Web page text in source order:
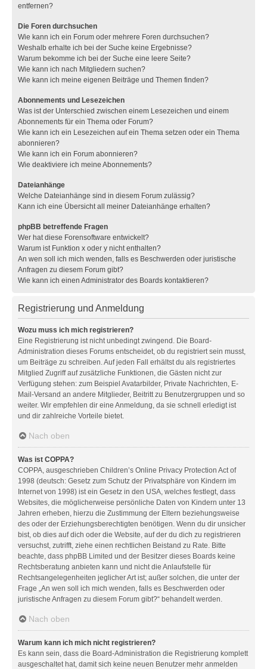
entfernen?
Die Foren durchsuchen
Wie kann ich ein Forum oder mehrere Foren durchsuchen?
Weshalb erhalte ich bei der Suche keine Ergebnisse?
Warum bekomme ich bei der Suche eine leere Seite?
Wie kann ich nach Mitgliedern suchen?
Wie kann ich meine eigenen Beiträge und Themen finden?
Abonnements und Lesezeichen
Was ist der Unterschied zwischen einem Lesezeichen und einem
Abonnements für ein Thema oder Forum?
Wie kann ich ein Lesezeichen auf ein Thema setzen oder ein Thema
abonnieren?
Wie kann ich ein Forum abonnieren?
Wie deaktiviere ich meine Abonnements?
Dateianhänge
Welche Dateianhänge sind in diesem Forum zulässig?
Kann ich eine Übersicht all meiner Dateianhänge erhalten?
phpBB betreffende Fragen
Wer hat diese Forensoftware entwickelt?
Warum ist Funktion x oder y nicht enthalten?
An wen soll ich mich wenden, falls es Beschwerden oder juristische
Anfragen zu diesem Forum gibt?
Wie kann ich einen Administrator des Boards kontaktieren?
Registrierung und Anmeldung
Wozu muss ich mich registrieren?
Eine Registrierung ist nicht unbedingt zwingend. Die Board-
Administration dieses Forums entscheidet, ob du registriert sein musst,
um Beiträge zu schreiben. Auf jeden Fall erhältst du als registriertes
Mitglied Zugriff auf zusätzliche Funktionen, die Gästen nicht zur
Verfügung stehen: zum Beispiel Avatarbilder, Private Nachrichten, E-
Mail-Versand an andere Mitglieder, Beitritt zu Benutzergruppen und so
weiter. Wir empfehlen dir eine Anmeldung, da sie schnell erledigt ist
und dir zahlreiche Vorteile bietet.
Nach oben
Was ist COPPA?
COPPA, ausgeschrieben Children’s Online Privacy Protection Act of
1998 (deutsch: Gesetz zum Schutz der Privatsphäre von Kindern im
Internet von 1998) ist ein Gesetz in den USA, welches festlegt, dass
Websites, die möglicherweise persönliche Daten von Kindern unter 13
Jahren erheben, hierzu die Zustimmung der Eltern beziehungsweise
des oder der Erziehungsberechtigten benötigen. Wenn du dir unsicher
bist, ob dies auf dich oder die Website, auf der du dich zu registrieren
versuchst, zutrifft, ziehe einen rechtlichen Beistand zu Rate. Bitte
beachte, dass phpBB Limited und der Besitzer dieses Boards keine
Rechtsberatung anbieten kann und nicht die Anlaufstelle für
Rechtsangelegenheiten jeglicher Art ist; außer solchen, die unter der
Frage „An wen soll ich mich wenden, falls es Beschwerden oder
juristische Anfragen zu diesem Forum gibt?“ behandelt werden.
Nach oben
Warum kann ich mich nicht registrieren?
Es kann sein, dass die Board-Administration die Registrierung komplett
ausgeschaltet hat, damit sich keine neuen Benutzer mehr anmelden